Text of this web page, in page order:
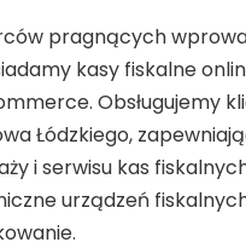
pragnących
kasy fiskalne
Obsługujemy
Łódzkiego,
i serwisu kas
urządzeń